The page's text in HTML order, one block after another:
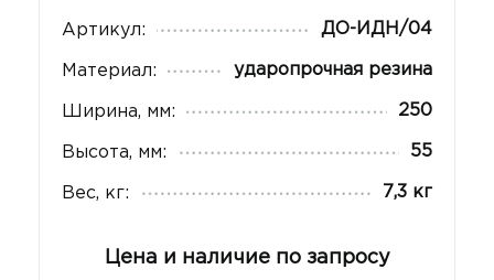
Артикул: ДО-ИДН/04
Материал: ударопрочная резина
Ширина, мм: 250
Высота, мм: 55
Вес, кг: 7,3 кг
Цена и наличие по запросу